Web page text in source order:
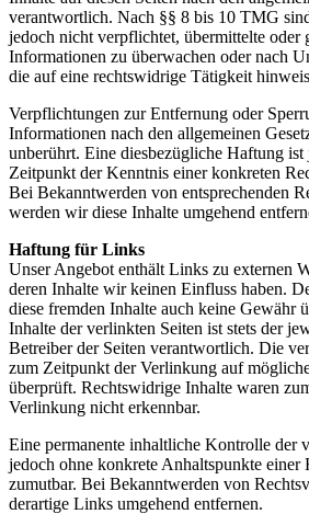
verantwortlich. Nach §§ 8 bis 10 TMG
jedoch nicht verpflichtet, übermittelte oder
Informationen zu überwachen oder nach
die auf eine rechtswidrige Tätigkeit
Verpflichtungen zur Entfernung oder
Informationen nach den allgemeinen
unberührt. Eine diesbezügliche Haftung ist
Zeitpunkt der Kenntnis einer konkreten
Bei Bekanntwerden von entsprechenden
werden wir diese Inhalte umgehend
Haftung für Links
Unser Angebot enthält Links zu externen
deren Inhalte wir keinen Einfluss haben.
diese fremden Inhalte auch keine Gewähr
Inhalte der verlinkten Seiten ist stets der
Betreiber der Seiten verantwortlich. Die
zum Zeitpunkt der Verlinkung auf
überprüft. Rechtswidrige Inhalte waren
Verlinkung nicht erkennbar.
Eine permanente inhaltliche Kontrolle der
jedoch ohne konkrete Anhaltspunkte einer
zumutbar. Bei Bekanntwerden von
derartige Links umgehend entfernen.